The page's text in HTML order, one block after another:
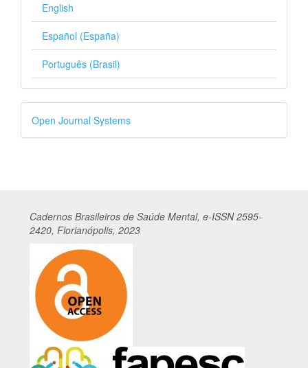
English
Español (España)
Português (Brasil)
Desenvolvido
por
Open Journal Systems
Cadernos Brasileiros de Saúde Mental, e-ISSN 2595-
2420, Florianópolis, 2023